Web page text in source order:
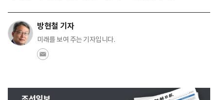
방현철 기자
미래를 보여 주는 기자입니다.